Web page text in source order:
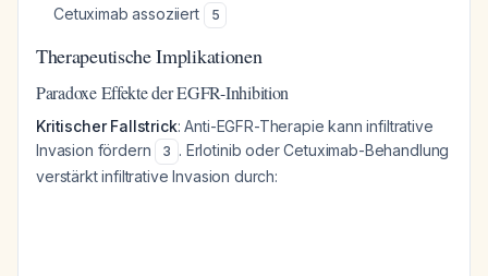
Cetuximab assoziiert
5
Therapeutische Implikationen
Paradoxe Effekte der EGFR-Inhibition
Kritischer Fallstrick: Anti-EGFR-Therapie kann infiltrative
Invasion fördern
3 . Erlotinib oder Cetuximab-Behandlung
verstärkt infiltrative Invasion durch: